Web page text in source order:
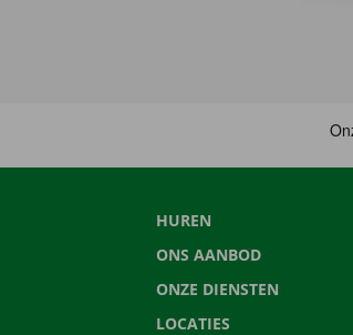
HUREN
ONS AANBOD
ONZE DIENSTEN
LOCATIES